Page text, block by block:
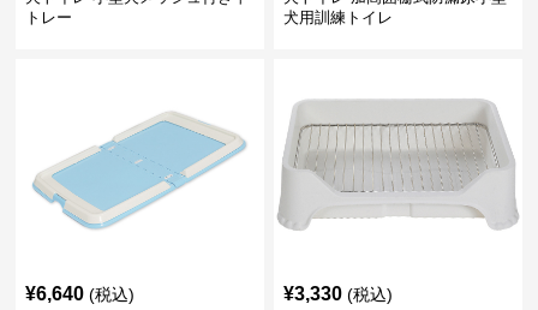
トレー
犬用訓練トイレ
¥6,640 (税込) ¥3,330 (税込)